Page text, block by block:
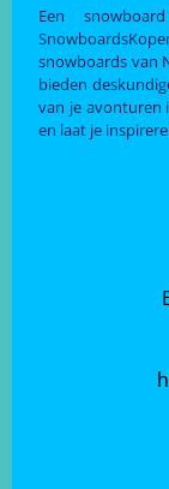
Een
snowboards van
bieden
van je avonturen
en laat je